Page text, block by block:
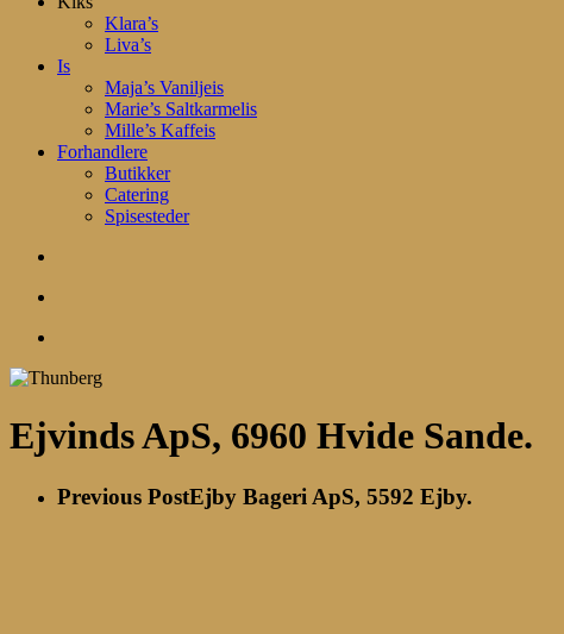
Klara’s
Liva’s
Is
Maja’s Vaniljeis
Marie’s Saltkarmelis
Mille’s Kaffeis
Forhandlere
Butikker
Catering
Spisesteder
Ejvinds ApS, 6960 Hvide Sande.
Previous PostEjby Bageri ApS, 5592 Ejby.